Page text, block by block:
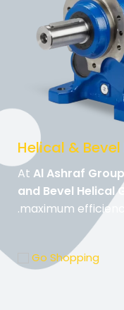
Helical &
AtAl Ashraf
and Bevel Helical
maximum
Go Shopping